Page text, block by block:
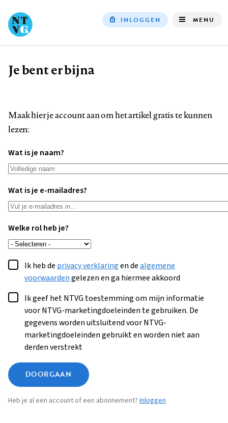
INLOGGEN MENU
Kruimelpad
Je bent er bijna
Maak hier je account aan om het artikel gratis te kunnen
lezen:
Wat is je naam?
Wat is je e-mailadres?
Welke rol heb je?
Ik heb de privacy verklaringen dealgemene
voorwaardengelezen en ga hiermee akkoord
Ik geef het NTVG toestemming om mijn informatie
voor NTVG-marketingdoeleinden te gebruiken. De
gegevens worden uitsluitend voor NTVG-
marketingdoeleinden gebruikt en worden niet aan
derden verstrekt
DOORGAAN
Heb je al een account of een abonnement? Inloggen